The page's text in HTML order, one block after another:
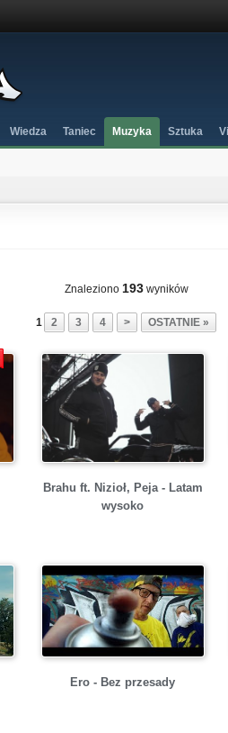
Wiedza Taniec Muzyka Sztuka
Znaleziono 193 wyników
1 2 3 4 > OSTATNIE »
Brahu ft. Nizioł, Peja - Latam
wysoko
Ero - Bez przesady